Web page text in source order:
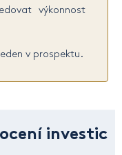
výkonnost
v prospektu.
investic